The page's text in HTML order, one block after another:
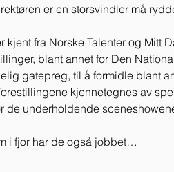
er en storsvindler må
fra Norske Talenter og Mitt
blant annet for Den
gatepreg, til å formidle blant
kjennetegnes av
underholdende
i fjor har de også jobbet…